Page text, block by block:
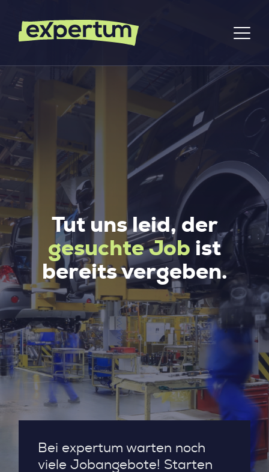
Tut uns leid, der
gesuchte Job ist
bereits vergeben.
Bei expertum warten noch
viele Jobangebote! Starten